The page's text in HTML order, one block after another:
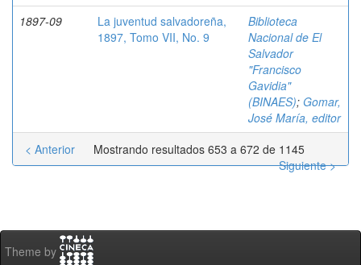
1897-09
La juventud salvadoreña,
1897, Tomo VII, No. 9
Biblioteca
Nacional de El
Salvador
"Francisco
Gavidia"
(BINAES); Gomar,
José María, editor
Mostrando resultados 653 a 672 de 1145
< Anterior
Siguiente >
Theme by